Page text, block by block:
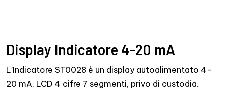
Display Indicatore 4-20 mA
L’Indicatore ST0028 è un display autoalimentato 4-
20 mA, LCD 4 cifre 7 segmenti, privo di custodia.